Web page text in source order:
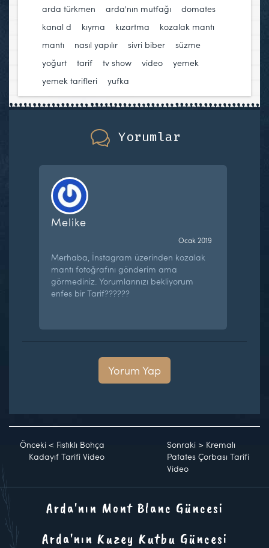
arda türkmen
arda'nın mutfağı domates
kanal d
kıyma kızartma kozalak mantı
mantı
nasıl yapılır sivri biber
süzme
yoğurt
tarif tv show video yemek
yemek tarifleri
yufka
Yorumlar
Melike
Ocak 2019
Merhaba, İnstagram üzerinden kozalak
mantı fotoğrafını gönderim ama
görmediniz. Yorumlarınızı bekliyorum
enfes bir Tarif??????
Yorum Yap
Önceki < Fıstıklı Bohça
Kadayıf Tarifi Video
Sonraki > Kremalı
Patates Çorbası Tarifi
Video
Arda'nın Mont Blanc Güncesi
Arda'nın Kuzey Kutbu Güncesi